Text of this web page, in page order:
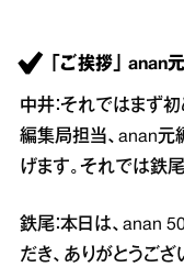
「ご挨拶」 anan
中井：それではまず
編集局担当、anan元
げます。それでは鉄
鉄尾：本日は、anan
だき、ありがとうご